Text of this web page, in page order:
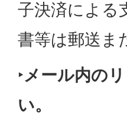
子決済による
書等は郵送ま
‣メール内の
い。